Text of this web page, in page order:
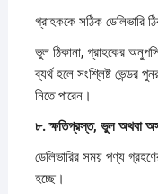
গ্রাহককে সঠিক ডেলিভারি
ভুল ঠিকানা, গ্রাহকের
ব্যর্থ হলে সংশ্লিষ্ট ভেন্ডর
নিতে পারেন।
৮.ক্ষতিগ্রস্ত, ভুলঅথবা
ডেলিভারির সময় পণ্য
হচ্ছে।